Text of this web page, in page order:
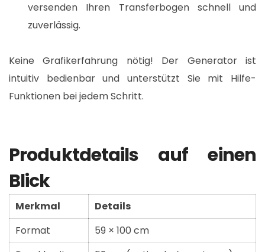
versenden Ihren Transferbogen schnell und
zuverlässig.
Keine Grafikerfahrung nötig! Der Generator ist
intuitiv bedienbar und unterstützt Sie mit Hilfe-
Funktionen bei jedem Schritt.
Produktdetails auf einen
Blick
Merkmal
Details
Format
59 × 100 cm